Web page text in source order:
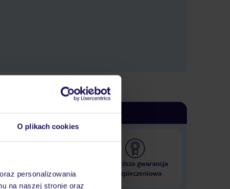
O plikach cookies
personalizowania
na naszej stronie oraz
krajach
Najwyższa gwarancja
ubezpieczeniowa